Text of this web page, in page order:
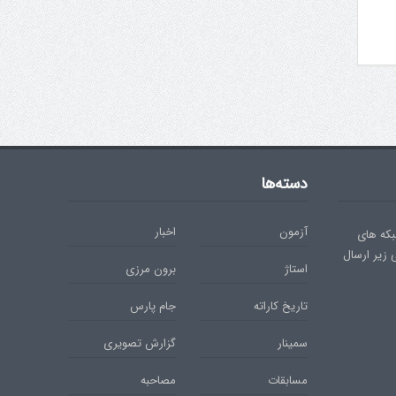
های
زیر ارسال
دسته‌ها
آزمون
اخبار
استاژ
برون مرزی
تاریخ کاراته
جام پارس
سمینار
گزارش تصویری
مسابقات
مصاحبه